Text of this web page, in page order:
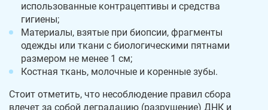
использованные контрацептивы и средства
гигиены;
Материалы, взятые при биопсии, фрагменты
одежды или ткани с биологическими пятнами
размером не менее 1 см;
Костная ткань, молочные и коренные зубы.
Стоит отметить, что несоблюдение правил сбора
влечет за собой деградацию (разрушение) ДНК и